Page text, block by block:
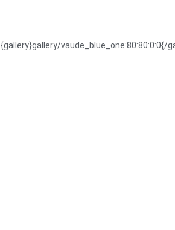
{gallery}gallery/vaude_blue_one:80:80:0:0{/